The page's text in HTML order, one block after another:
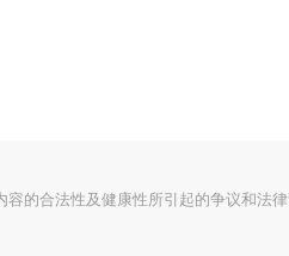
的合法性及健康性所引起的争议和法律